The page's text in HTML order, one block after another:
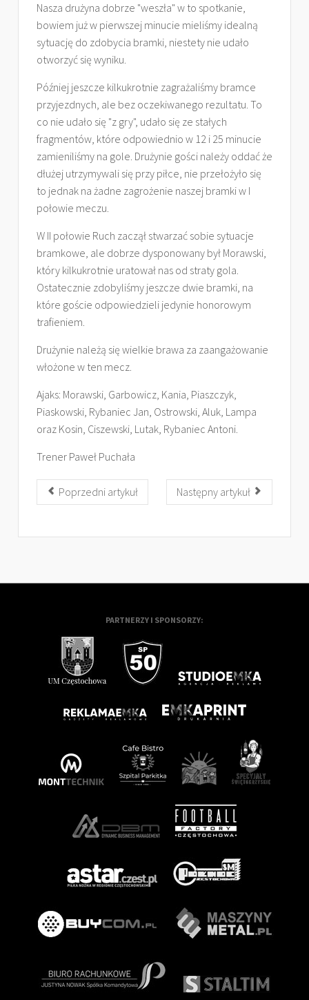
Nasza drużyna dobrze "weszła" w to spotkanie,
bowiem już w pierwszej minucie mieliśmy idealną
sytuację do zdobycia bramki, niestety nie udało
otworzyć się wyniku.
Później jeszcze kilkukrotnie zagrażaliśmy bramce
przyjezdnych, ale bez oczekiwanego rezultatu. To
co nie udało się "z gry", udało się ze stałych
fragmentów, które odpowiednio w 12 i 25 minucie
zamieniliśmy na gole. Drużynie gości należy oddać że
dłużej utrzymywali się przy piłce, nie przełożyło się
to jednak na żadne zagrożenie naszej bramki w I
połowie meczu.
W II połowie Ruch zaczął stwarzać sobie sytuacje
bramkowe, ale dobrze dysponowany był Morawski,
który kilkukrotnie uratował nas od straty gola.
Ostatecznie zdobyliśmy jeszcze dwie bramki, na
które goście odpowiedzieli jedynie honorowym
trafieniem.
Drużynie należą się wielkie brawa za zaangażowanie
włożone w ten mecz.
Ajaks: Morawski, Garbowicz, Kania, Piaszczyk,
Piaskowski, Rybaniec Jan, Ostrowski, Aluk, Lampa
oraz Kosin, Ciszewski, Lutak, Rybaniec Antoni.
Trener Paweł Puchała
Poprzedni artykuł Następny artykuł
PARTNERZY I SPONSORZY: